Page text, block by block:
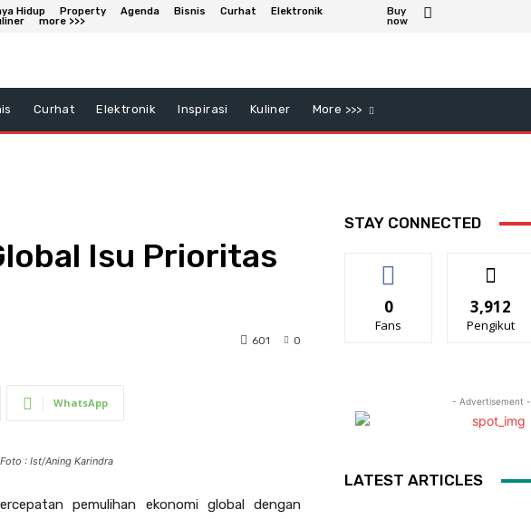
Hidup Property Agenda Bisnis Curhat
Elektronik
more >>>
Buy
now
Curhat Elektronik Inspirasi Kuliner More >>>
Isu Prioritas
0
601
WhatsApp
: Ist/Aning Karindra
pemulihan ekonomi global dengan
STAY CONNECTED
0
Fans
3,912
Pengikut
- Advertisement -
LATEST ARTICLES